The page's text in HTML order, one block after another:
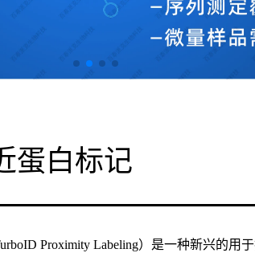
蛋白标记
Proximity Labeling）是一种新兴的